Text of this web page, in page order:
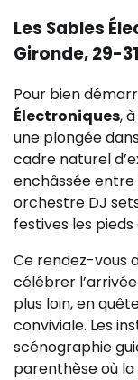
Les Sables
Gironde, 29-
Pour bien
Électroniques,
une plongée
cadre naturel
enchâssée
orchestre DJ
festives les pieds
Ce rendez-vous
célébrer
plus loin, en
conviviale. Les
scénographie
parenthèse où